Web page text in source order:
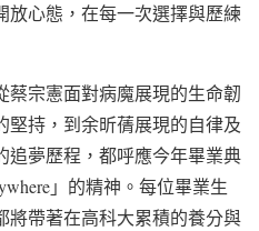
放心態，在每一次選擇與歷練
蔡宗憲面對病魔展現的生命韌
堅持，到余昕蒨展現的自律及
追夢歷程，都呼應今年畢業典
」的精神。每位畢業生
將帶著在高科大累積的養分與